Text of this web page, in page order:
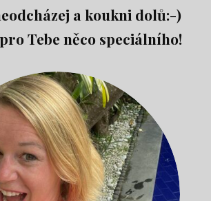
a koukni dolů:-)
Tebe něco speciálního!